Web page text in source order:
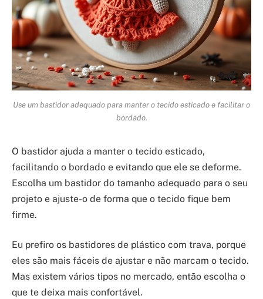
Use um bastidor adequado para manter o tecido esticado e facilitar o
bordado.
O bastidor ajuda a manter o tecido esticado,
facilitando o bordado e evitando que ele se deforme.
Escolha um bastidor do tamanho adequado para o seu
projeto e ajuste-o de forma que o tecido fique bem
firme.
Eu prefiro os bastidores de plástico com trava, porque
eles são mais fáceis de ajustar e não marcam o tecido.
Mas existem vários tipos no mercado, então escolha o
que te deixa mais confortável.